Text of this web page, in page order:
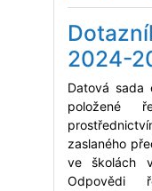
2024-
Datová sada
položené
zaslaného
ve školách
Odpovědi